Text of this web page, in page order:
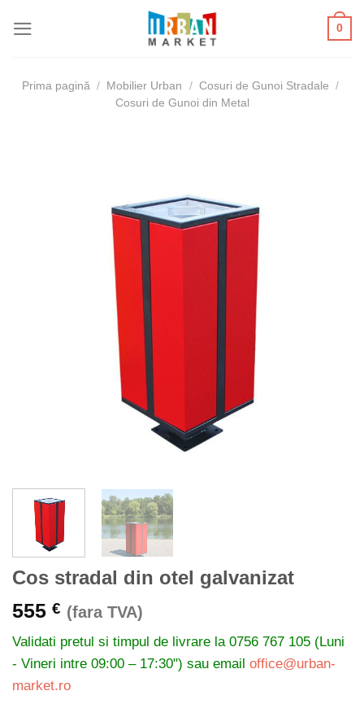
0
Prima pagină / Mobilier Urban / Cosuri de Gunoi Stradale /
Cosuri de Gunoi din Metal
Cos stradal din otel galvanizat
555 € (fara TVA)
Validati pretul si timpul de livrare la 0756 767 105 (Luni
- Vineri intre 09:00 – 17:30") sau email office@urban-
market.ro